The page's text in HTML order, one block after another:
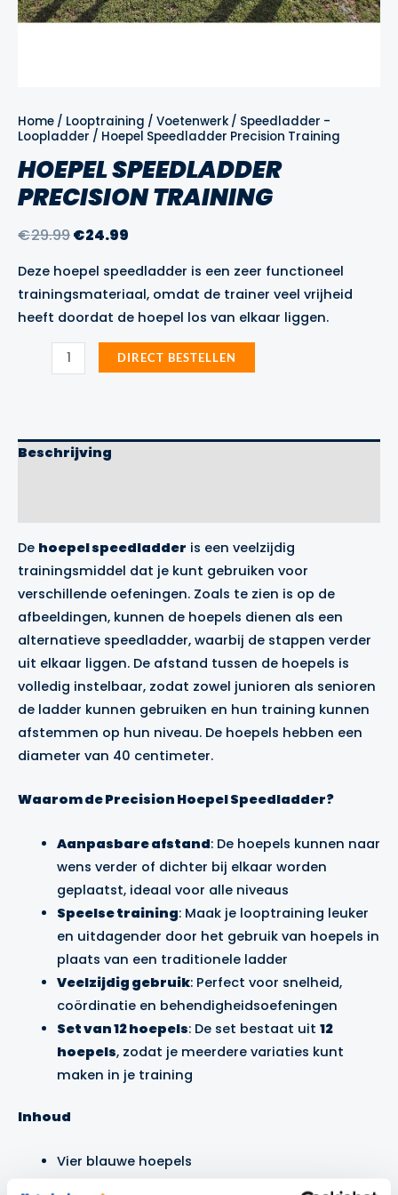
Home / Looptraining / Voetenwerk / Speedladder -
Loopladder / Hoepel Speedladder Precision Training
HOEPEL SPEEDLADDER
PRECISION TRAINING
€29.99Oorspronkelijke
was:
€29.99.
€24.99
is:
€24.99.
Deze hoepel speedladder is een zeer functioneel
trainingsmateriaal, omdat de trainer veel vrijheid
heeft doordat de hoepel los van elkaar liggen.
Hoepel
Speedladder
Precision
DIRECT BESTELLEN
Beschrijving
De hoepel speedladder is een veelzijdig
trainingsmiddel dat je kunt gebruiken voor
verschillende oefeningen. Zoals te zien is op de
afbeeldingen, kunnen de hoepels dienen als een
alternatieve speedladder, waarbij de stappen verder
uit elkaar liggen. De afstand tussen de hoepels is
volledig instelbaar, zodat zowel junioren als senioren
de ladder kunnen gebruiken en hun training kunnen
afstemmen op hun niveau. De hoepels hebben een
diameter van 40 centimeter.
Waarom de Precision Hoepel Speedladder?
Aanpasbare afstand: De hoepels kunnen naar
wens verder of dichter bij elkaar worden
geplaatst, ideaal voor alle niveaus
Speelse training: Maak je looptraining leuker
en uitdagender door het gebruik van hoepels in
plaats van een traditionele ladder
Veelzijdig gebruik: Perfect voor snelheid,
coördinatie en behendigheidsoefeningen
Set van 12 hoepels: De set bestaat uit 12
hoepels, zodat je meerdere variaties kunt
maken in je training
Inhoud
Vier blauwe hoepels